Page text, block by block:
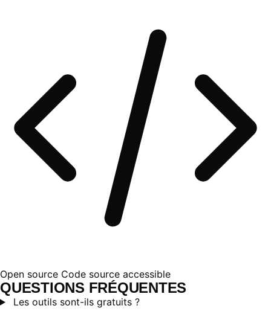
Open source Code source accessible
QUESTIONS FRÉQUENTES
Les outils sont-ils gratuits ?